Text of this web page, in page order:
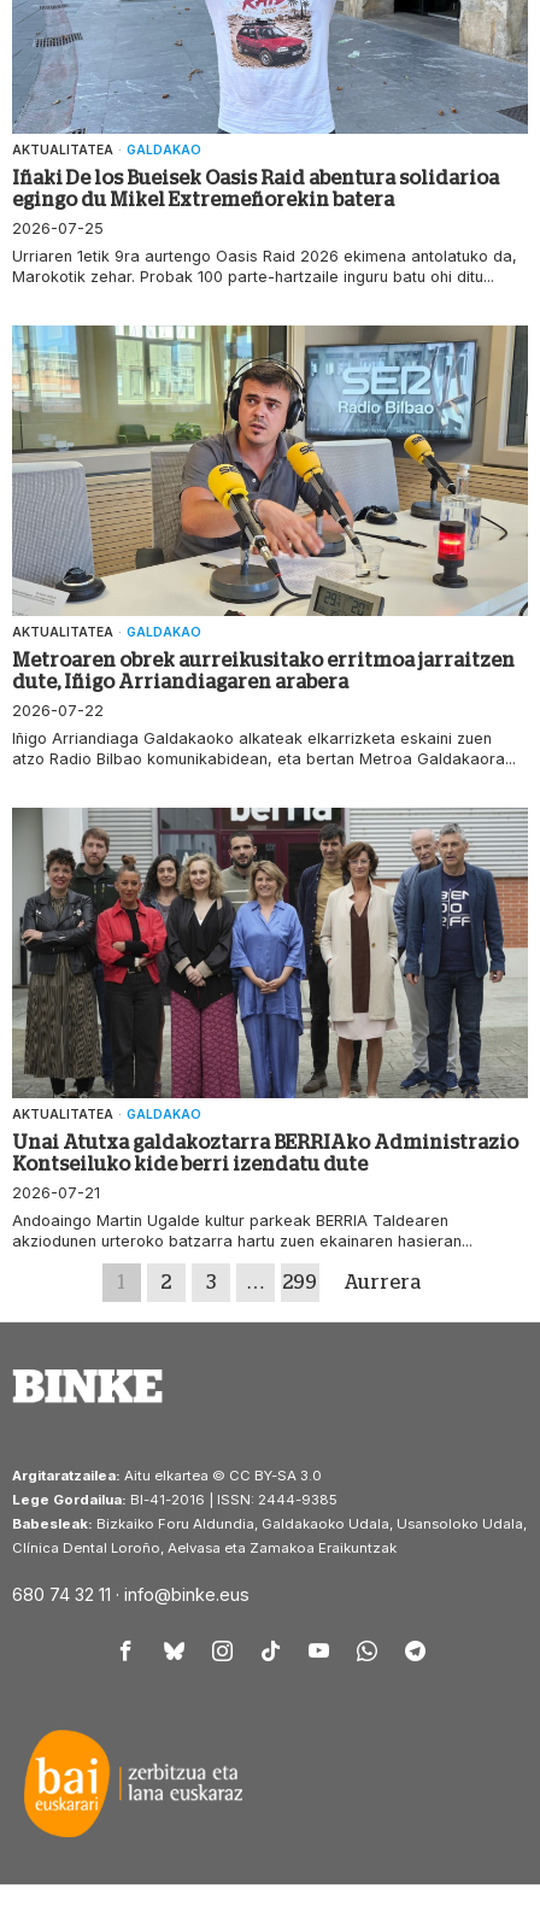
AKTUALITATEA · GALDAKAO
Iñaki De los Bueisek Oasis Raid abentura solidarioa
egingo du Mikel Extremeñorekin batera
2026-07-25
Urriaren 1etik 9ra aurtengo Oasis Raid 2026 ekimena antolatuko da,
Marokotik zehar. Probak 100 parte-hartzaile inguru batu ohi ditu...
AKTUALITATEA · GALDAKAO
Metroaren obrek aurreikusitako erritmoa jarraitzen
dute, Iñigo Arriandiagaren arabera
2026-07-22
Iñigo Arriandiaga Galdakaoko alkateak elkarrizketa eskaini zuen
atzo Radio Bilbao komunikabidean, eta bertan Metroa Galdakaora...
AKTUALITATEA · GALDAKAO
Unai Atutxa galdakoztarra BERRIAko Administrazio
Kontseiluko kide berri izendatu dute
2026-07-21
Andoaingo Martin Ugalde kultur parkeak BERRIA Taldearen
akziodunen urteroko batzarra hartu zuen ekainaren hasieran...
1 2 3 … 299 Aurrera
Argitaratzailea: Aitu elkartea © CC BY-SA 3.0
Lege Gordailua: BI-41-2016 | ISSN: 2444-9385
Babesleak: Bizkaiko Foru Aldundia, Galdakaoko Udala, Usansoloko Udala,
Clínica Dental Loroño, Aelvasa eta Zamakoa Eraikuntzak
680 74 32 11 · info@binke.eus